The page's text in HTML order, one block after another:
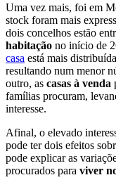
Uma vez mais, foi em
stock foram mais
dois concelhos estão
habitação no início de
casa está mais
resultando num menor
outro, as casas à venda
famílias procuram,
interesse.
Afinal, o elevado
pode ter dois efeitos
pode explicar as
procurados para viver